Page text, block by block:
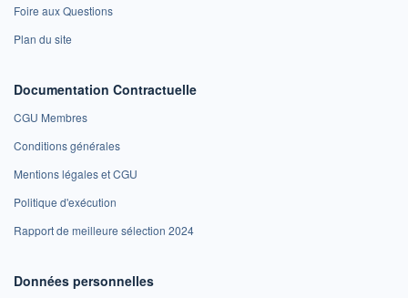
Foire aux Questions
Plan du site
Documentation Contractuelle
CGU Membres
Conditions générales
Mentions légales et CGU
Politique d'exécution
Rapport de meilleure sélection 2024
Données personnelles